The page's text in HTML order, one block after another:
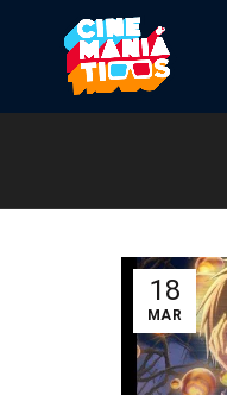
18
MAR